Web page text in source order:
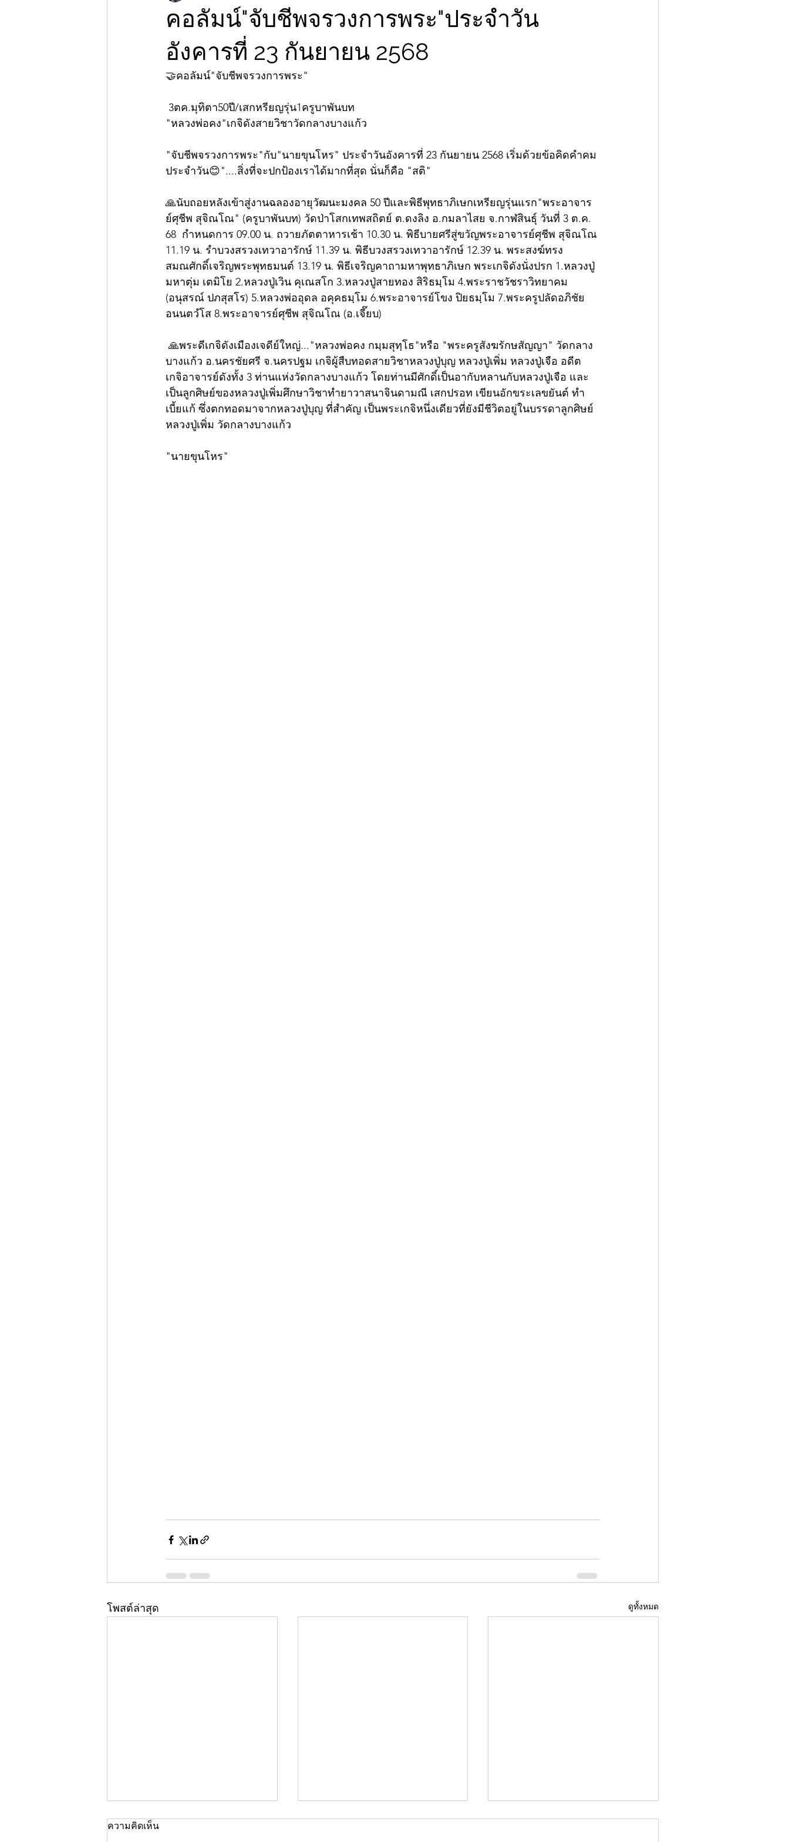
คอลัมน์"จับชีพจรวงการพระ"ประจำวัน
อังคารที่ 23 กันยายน 2568
🤝คอลัมน์"จับชีพจรวงการพระ"
3ตค.มุทิตา50ปี/เสกหรียญรุ่น1ครูบาพันบท
"หลวงพ่อคง"เกจิดังสายวิชาวัดกลางบางแก้ว
"จับชีพจรวงการพระ"กับ"นายขุนโหร" ประจำวันอังคารที่ 23 กันยายน 2568 เริ่มด้วยข้อคิดคำคม
ประจำวัน😊"....สิ่งที่จะปกป้องเราได้มากที่สุด นั่นก็คือ "สติ"
🙏นับถอยหลังเข้าสู่งานฉลองอายุวัฒนะมงคล 50 ปีและพิธีพุทธาภิเษกเหรียญรุ่นแรก"พระอาจาร
ย์ศุชีพ สุจิณโณ" (ครูบาพันบท) วัดป่าโสกเทพสถิตย์ ต.ดงลิง อ.กมลาไสย จ.กาฬสินธุ์ วันที่ 3 ต.ค.
68  กำหนดการ 09.00 น. ถวายภัตตาหารเช้า 10.30 น. พิธีบายศรีสู่ขวัญพระอาจารย์ศุชีพ สุจิณโณ
11.19 น. รำบวงสรวงเทวาอารักษ์ 11.39 น. พิธีบวงสรวงเทวาอารักษ์ 12.39 น. พระสงฆ์ทรง
สมณศักดิ์เจริญพระพุทธมนต์ 13.19 น. พิธีเจริญคาถามหาพุทธาภิเษก พระเกจิดังนั่งปรก 1.หลวงปู่
มหาตุ่ม เตมิโย 2.หลวงปู่เวิน คุเณสโก 3.หลวงปู่สายทอง สิริธมฺโม 4.พระราชวัชราวิทยาคม
(อนุสรณ์ ปภสุสโร) 5.หลวงพ่ออุดล อคุคธมฺโม 6.พระอาจารย์โขง ปิยธมฺโม 7.พระครูปลัดอภิชัย
อนนตวํโส 8.พระอาจารย์ศุชีพ สุจิณโณ (อ.เจี๊ยบ)
บางแก้ว อ.นครชัยศรี จ.นครปฐม เกจิผู้สืบทอดสายวิชาหลวงปู่บุญ หลวงปู่เพิ่ม หลวงปู่เจือ อดีต
เกจิอาจารย์ดังทั้ง 3 ท่านแห่งวัดกลางบางแก้ว โดยท่านมีศักดิ์เป็นอากับหลานกับหลวงปู่เจือ และ
เป็นลูกศิษย์ของหลวงปู่เพิ่มศึกษาวิชาทำยาวาสนาจินดามณี เสกปรอท เขียนอักขระเลขยันต์ ทำ
เบี้ยแก้ ซึ่งตกทอดมาจากหลวงปู่บุญ ที่สำคัญ เป็นพระเกจิหนึ่งเดียวที่ยังมีชีวิตอยู่ในบรรดาลูกศิษย์
หลวงปู่เพิ่ม วัดกลางบางแก้ว
"นายขุนโหร"
โพสต์ล่าสุด ดูทั้งหมด
ความคิดเห็น